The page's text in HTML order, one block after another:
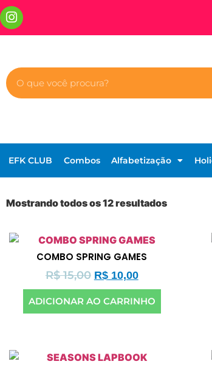
EFK CLUB Combos Alfabetização
Mostrando todos os 12 resultados
COMBO SPRING GAMES
R$15,00 R$10,00
ADICIONAR AO CARRINHO